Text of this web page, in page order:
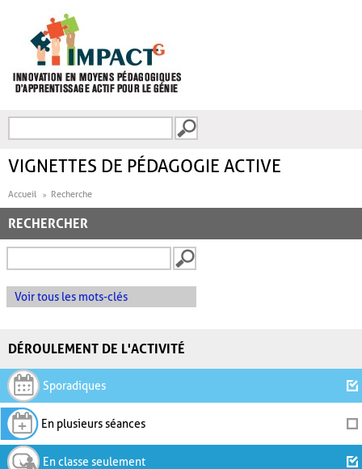
FORMULAIRE DE
VIGNETTES DE PÉDAGOGIE ACTIVE
Accueil Recherche
RECHERCHER
Voir tous les mots-clés
DÉROULEMENT DE L'ACTIVITÉ
Sporadiques
En plusieurs séances
En classe seulement